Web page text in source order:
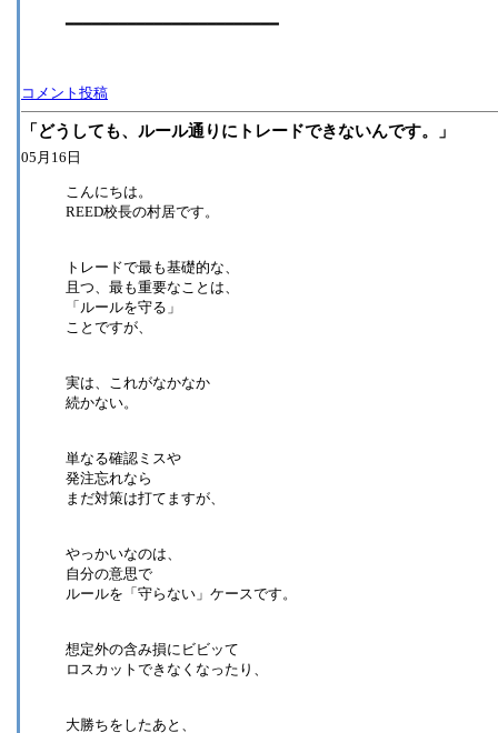
━━━━━━━━━━━━━━━━━━━━━━━━
コメント投稿
「どうしても、ルール通りにトレードできないんです。」
05月16日
こんにちは。
REED校長の村居です。
トレードで最も基礎的な、
且つ、最も重要なことは、
「ルールを守る」
ことですが、
実は、これがなかなか
続かない。
単なる確認ミスや
発注忘れなら
まだ対策は打てますが、
やっかいなのは、
自分の意思で
ルールを「守らない」ケースです。
想定外の含み損にビビッて
ロスカットできなくなったり、
大勝ちをしたあと、